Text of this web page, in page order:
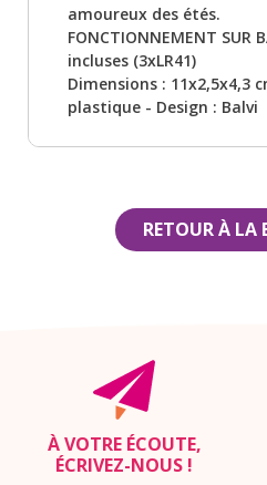
amoureux des étés.
FONCTIONNEMENT SUR
incluses (3xLR41)
Dimensions : 11x2,5x4,3
plastique - Design : Balvi
RETOUR À LA
À VOTRE ÉCOUTE,
ÉCRIVEZ-NOUS !